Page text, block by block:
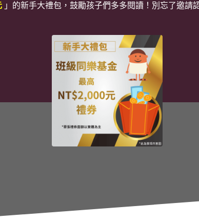
」的新手大禮包，鼓勵孩子們多多閱讀！別忘了邀請